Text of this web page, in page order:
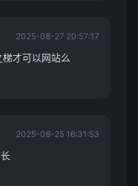
2025-08-27 20:57:17
才可以网站么
2025-08-25 16:31:53